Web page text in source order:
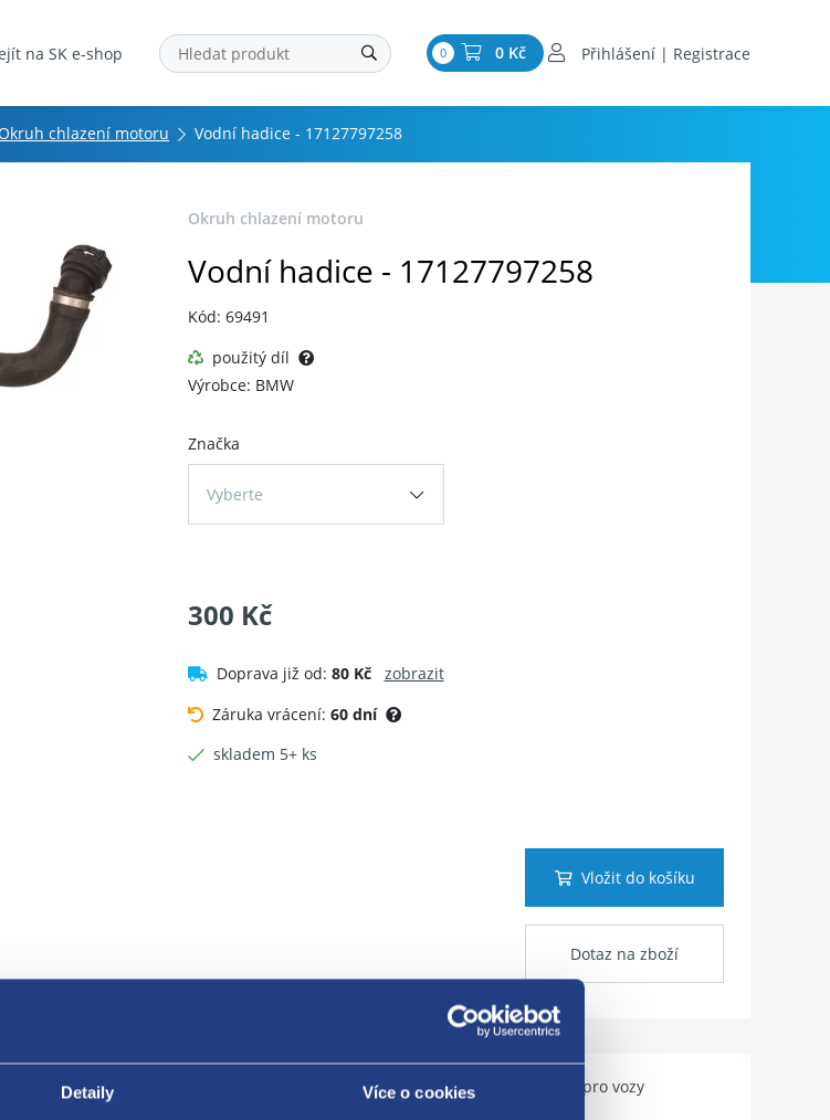
Detaily Více o cookies
na SK e-shop 0 0 Kč Přihlášení | Registrace
chlazení motoru Vodní hadice - 17127797258
Okruh chlazení motoru
Vodní hadice - 17127797258
Kód: 69491
použitý díl
Výrobce: BMW
Značka
Vyberte
300 Kč
Doprava již od: 80 Kč
zobrazit
Záruka vrácení: 60 dní
skladem 5+ ks
Vložit do košíku
Dotaz na zboží
Použitelné pro vozy